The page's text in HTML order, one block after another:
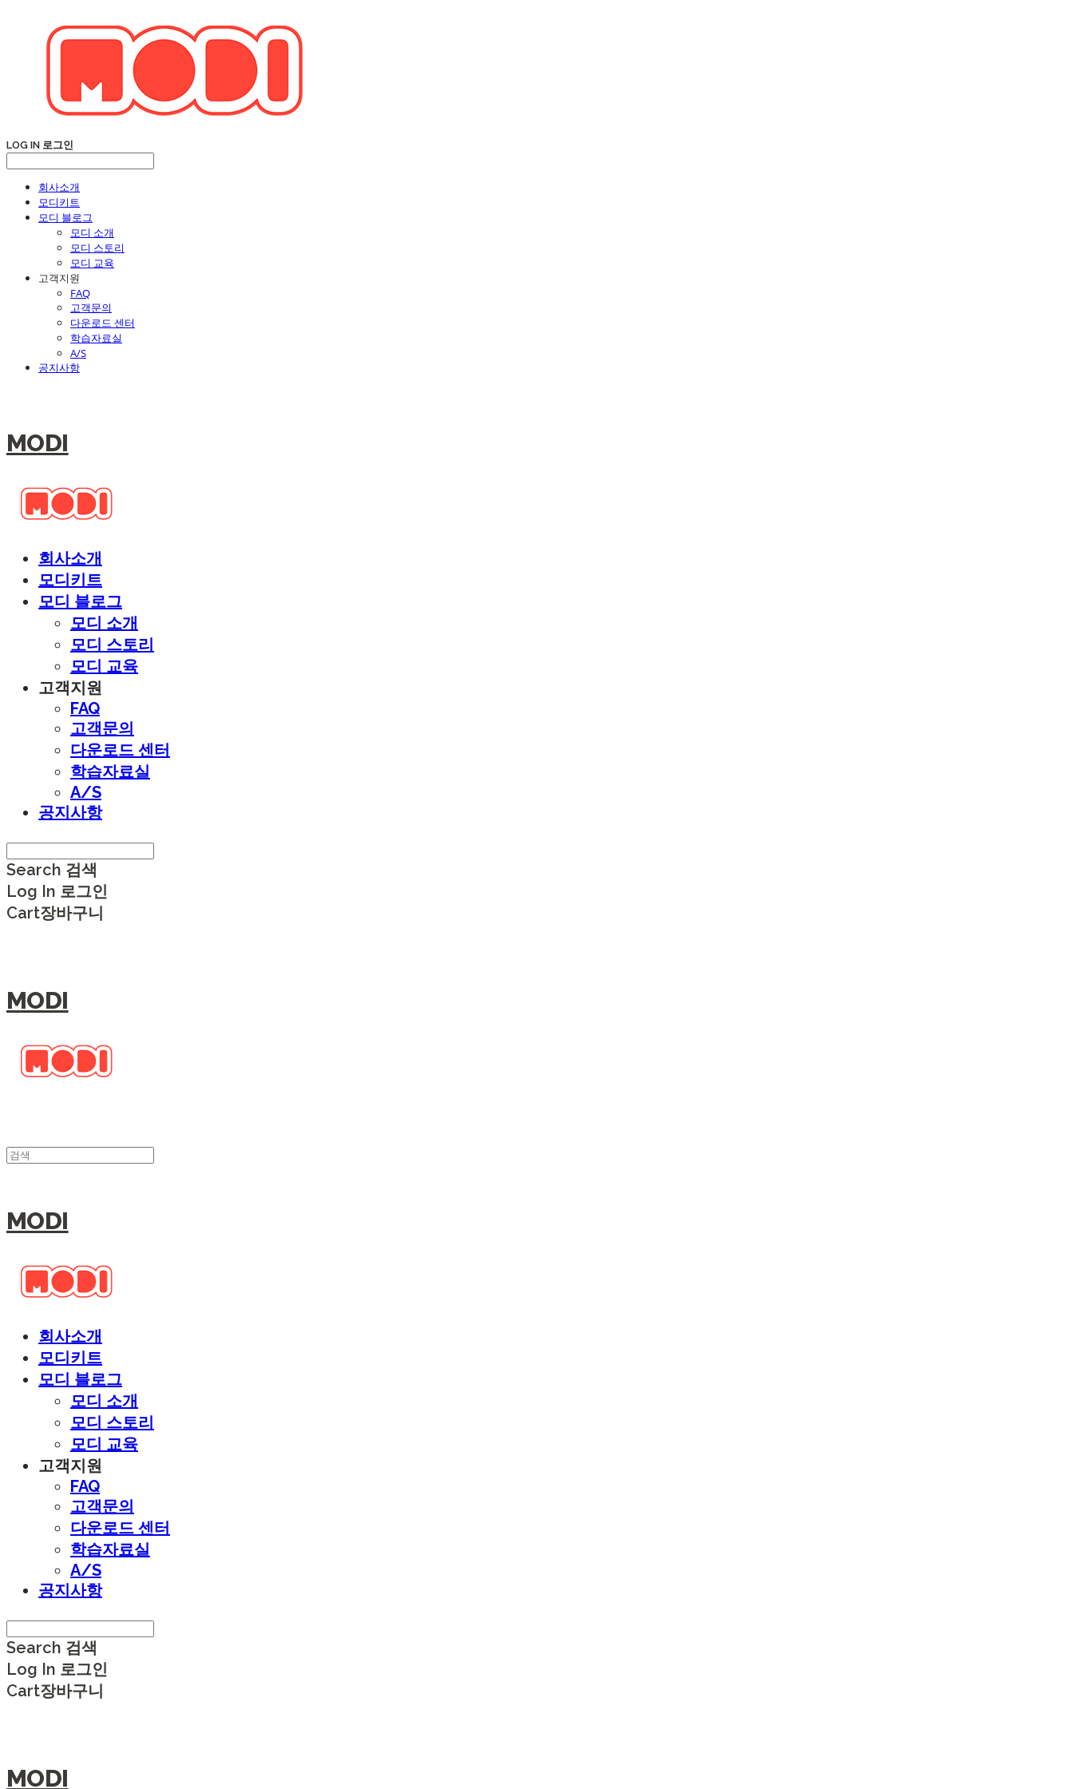
LOG IN 로그인
회사소개
모디키트
모디 블로그
모디 소개
모디 스토리
모디 교육
고객지원
FAQ
고객문의
다운로드 센터
학습자료실
A/S
공지사항
MODI
회사소개
모디키트
모디 블로그
모디 소개
모디 스토리
모디 교육
고객지원
FAQ
고객문의
다운로드 센터
학습자료실
A/S
공지사항
Search 검색
Log In 로그인
Cart장바구니
MODI
MODI
회사소개
모디키트
모디 블로그
모디 소개
모디 스토리
모디 교육
고객지원
FAQ
고객문의
다운로드 센터
학습자료실
A/S
공지사항
Search 검색
Log In 로그인
Cart장바구니
MODI